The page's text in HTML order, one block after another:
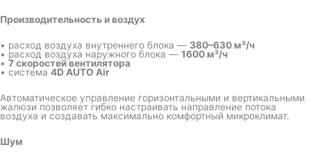
Производительность и воздух
• расход воздуха внутреннего блока — 380–630 м³/ч
• расход воздуха наружного блока — 1600 м³/ч
• 7 скоростей вентилятора
• система 4D AUTO Air
Автоматическое управление горизонтальными и вертикальными
жалюзи позволяет гибко настраивать направление потока
воздуха и создавать максимально комфортный микроклимат.
Шум